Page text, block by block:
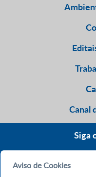
Canal
Siga
Aviso de Cookies